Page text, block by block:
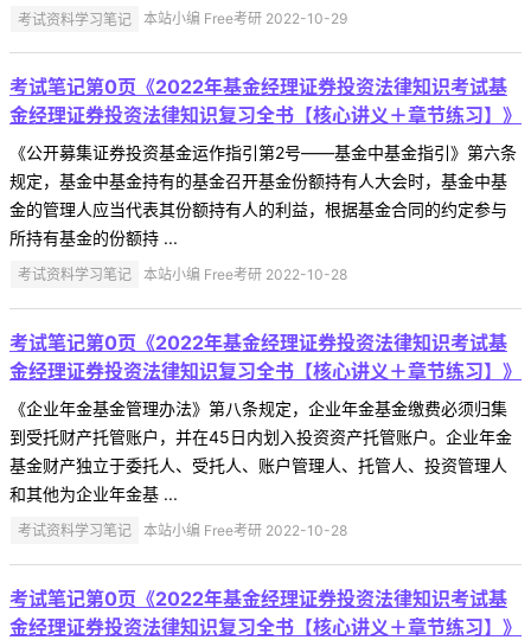
考试资料学习笔记 本站小编 Free考研 2022-10-29
考试笔记第0页《2022年基金经理证券投资法律知识考试基
金经理证券投资法律知识复习全书【核心讲义＋章节练习】》
《公开募集证券投资基金运作指引第2号——基金中基金指引》第六条
规定，基金中基金持有的基金召开基金份额持有人大会时，基金中基
金的管理人应当代表其份额持有人的利益，根据基金合同的约定参与
所持有基金的份额持 ...
考试资料学习笔记 本站小编 Free考研 2022-10-28
考试笔记第0页《2022年基金经理证券投资法律知识考试基
金经理证券投资法律知识复习全书【核心讲义＋章节练习】》
《企业年金基金管理办法》第八条规定，企业年金基金缴费必须归集
到受托财产托管账户，并在45日内划入投资资产托管账户。企业年金
基金财产独立于委托人、受托人、账户管理人、托管人、投资管理人
和其他为企业年金基 ...
考试资料学习笔记 本站小编 Free考研 2022-10-28
考试笔记第0页《2022年基金经理证券投资法律知识考试基
金经理证券投资法律知识复习全书【核心讲义＋章节练习】》